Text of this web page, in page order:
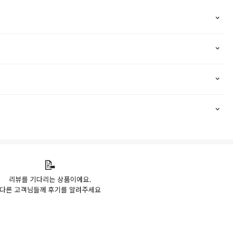
📝
리뷰를 기다리는 상품이에요.
다른 고객님들께 후기를 알려주세요